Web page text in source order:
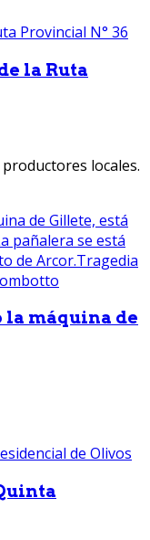
la Ruta
locales.
la máquina de